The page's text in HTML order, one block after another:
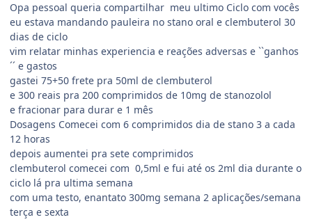
Opa pessoal queria compartilhar meu ultimo Ciclo com vocês
eu estava mandando pauleira no stano oral e clembuterol 30
dias de ciclo
vim relatar minhas experiencia e reações adversas e ``ganhos
´´ e gastos
gastei 75+50 frete pra 50ml de clembuterol
e 300 reais pra 200 comprimidos de 10mg de stanozolol
e fracionar para durar e 1 mês
Dosagens Comecei com 6 comprimidos dia de stano 3 a cada
12 horas
depois aumentei pra sete comprimidos
clembuterol comecei com 0,5ml e fui até os 2ml dia durante o
ciclo lá pra ultima semana
com uma testo, enantato 300mg semana 2 aplicações/semana
terça e sexta